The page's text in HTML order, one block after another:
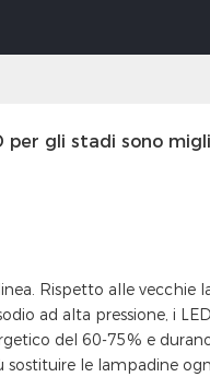
per gli stadi sono
Rispetto alle vecchie
ad alta pressione, i
del 60-75% e
sostituire le lampadine